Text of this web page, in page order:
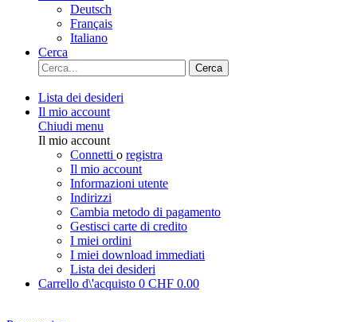
Deutsch
Français
Italiano
Cerca
Cerca
Lista dei desideri
Il mio account
Chiudi menu
Il mio account
Connetti o registra
Il mio account
Informazioni utente
Indirizzi
Cambia metodo di pagamento
Gestisci carte di credito
I miei ordini
I miei download immediati
Lista dei desideri
Carrello d\'acquisto 0 CHF 0.00